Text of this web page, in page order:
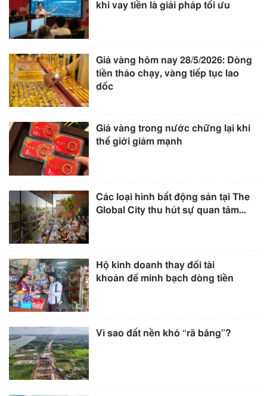
khi vay tiền là giải pháp tối ưu
Giá vàng hôm nay 28/5/2026: Dòng
tiền tháo chạy, vàng tiếp tục lao
dốc
Giá vàng trong nước chững lại khi
thế giới giảm mạnh
Các loại hình bất động sản tại The
Global City thu hút sự quan tâm...
Hộ kinh doanh thay đổi tài
khoản để minh bạch dòng tiền
Vì sao đất nền khó “rã băng”?